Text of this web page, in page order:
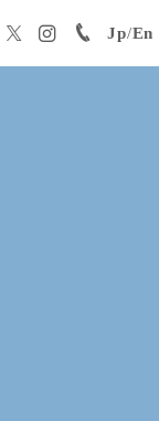
Jp/En